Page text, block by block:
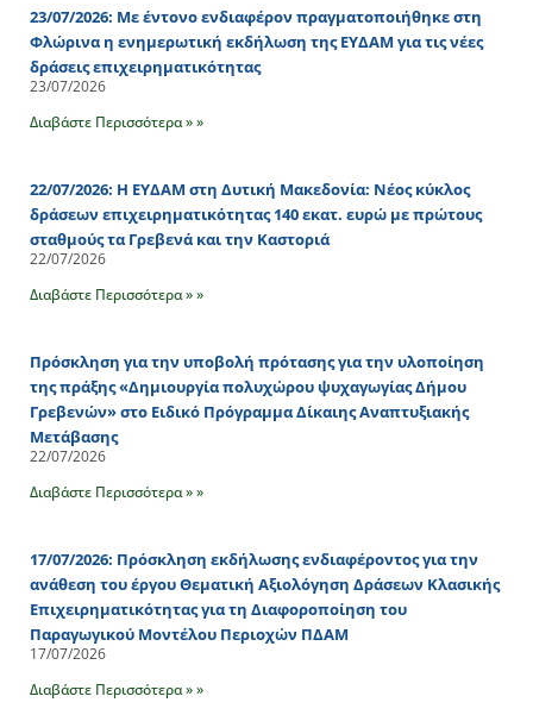
23/07/2026: Με έντονο ενδιαφέρον πραγματοποιήθηκε στη
Φλώρινα η ενημερωτική εκδήλωση της ΕΥΔΑΜ για τις νέες
δράσεις επιχειρηματικότητας
23/07/2026
Διαβάστε Περισσότερα » »
22/07/2026: Η ΕΥΔΑΜ στη Δυτική Μακεδονία: Νέος κύκλος
δράσεων επιχειρηματικότητας 140 εκατ. ευρώ με πρώτους
σταθμούς τα Γρεβενά και την Καστοριά
22/07/2026
Διαβάστε Περισσότερα » »
Πρόσκληση για την υποβολή πρότασης για την υλοποίηση
της πράξης «Δημιουργία πολυχώρου ψυχαγωγίας Δήμου
Γρεβενών» στο Ειδικό Πρόγραμμα Δίκαιης Αναπτυξιακής
Μετάβασης
22/07/2026
Διαβάστε Περισσότερα » »
17/07/2026: Πρόσκληση εκδήλωσης ενδιαφέροντος για την
ανάθεση του έργου Θεματική Αξιολόγηση Δράσεων Κλασικής
Επιχειρηματικότητας για τη Διαφοροποίηση του
Παραγωγικού Μοντέλου Περιοχών ΠΔΑΜ
17/07/2026
Διαβάστε Περισσότερα » »